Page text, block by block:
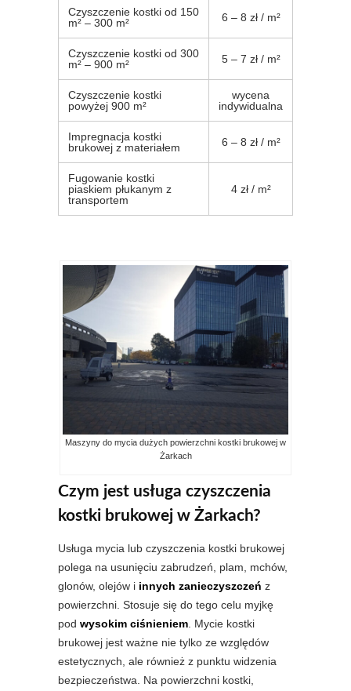
Czyszczenie kostki od 150
m² – 300 m²
6 – 8 zł / m²
Czyszczenie kostki od 300
m² – 900 m²
5 – 7 zł / m²
Czyszczenie kostki
powyżej 900 m²
wycena
indywidualna
Impregnacja kostki
brukowej z materiałem
6 – 8 zł / m²
Fugowanie kostki
piaskiem płukanym z
transportem
4 zł / m²
Maszyny do mycia dużych powierzchni kostki brukowej w
Żarkach
Czym jest usługa czyszczenia
kostki brukowej w Żarkach?
Usługa mycia lub czyszczenia kostki brukowej
polega na usunięciu zabrudzeń, plam, mchów,
glonów, olejów i innych zanieczyszczeń z
powierzchni. Stosuje się do tego celu myjkę
pod wysokim ciśnieniem . Mycie kostki
brukowej jest ważne nie tylko ze względów
estetycznych, ale również z punktu widzenia
bezpieczeństwa. Na powierzchni kostki,